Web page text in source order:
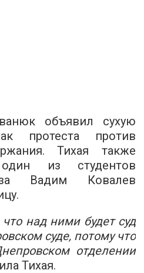
объявил сухую
протеста против
Тихая также
из студентов
Вадим Ковалев
над ними будет суд
суде, потому что
отделении
Тихая.